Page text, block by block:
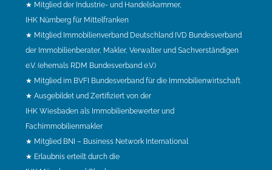
★ Mitglied der Industrie- und Handelskammer,
IHK Nürnberg für Mittelfranken
★ Mitglied Immobilienverband Deutschland IVD Bundesverband
der Immobilienberater, Makler, Verwalter und Sachverständigen
e.V. (ehemals RDM Bundesverband e.V.)
★ Mitglied im BVFI Bundesverband für die Immobilienwirtschaft
★ Ausgebildet und Zertifiziert von der
IHK Wiesbaden als Immobilienbewerter und
Fachimmobilienmakler
★ Mitglied BNI – Business Network International
★ Erlaubnis erteilt durch die